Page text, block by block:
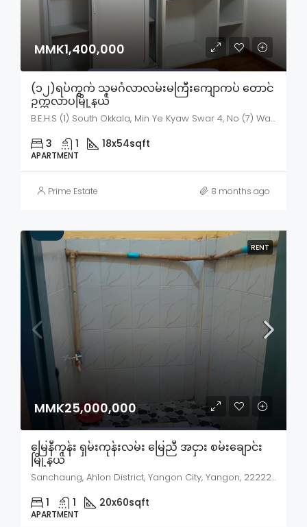
MMK1,400,000
(၁၂)ရပ်ကွက် သုမင်္ဂလာလမ်းမကြီးကျောကပ် တောင်
ဥက္ကလာပမြို့နယ်
B.E.H.S (1) South Okkala, Min Ye Kyaw Swar 4, No (7) Ward, South Okkalapa, Thingangyun District, Yangon City, Yangon, 11091, Myanmar
3 1 18x54sqft
APARTMENT
Prime Estate 8 months ago
RENT
MMK25,000,000
မြေနီကုန်း ရှမ်းကုန်းလမ်း မြေညီ အငှား စမ်းချောင်း
မြို့နယ်
Sanchaung, Ahlon District, Yangon City, Yangon, 22222, Myanmar
1 1 20x60sqft
APARTMENT